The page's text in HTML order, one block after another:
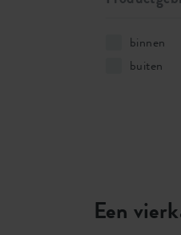
binnen
buiten
Een